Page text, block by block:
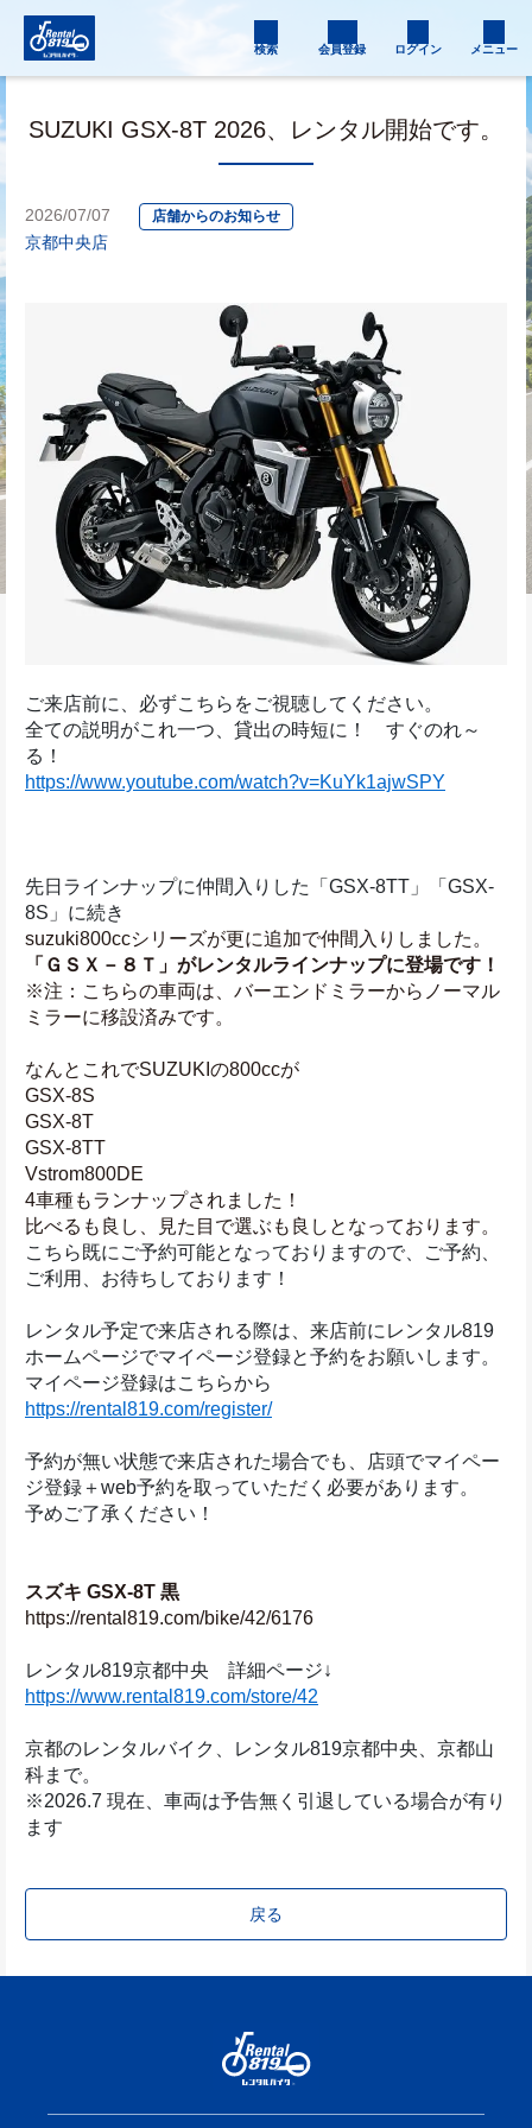
検索 会員登録 ログイン メニュー
SUZUKI GSX-8T 2026、レンタル開始です。
2026/07/07 店舗からのお知らせ
京都中央店
ご来店前に、必ずこちらをご視聴してください。
全ての説明がこれ一つ、貸出の時短に！　すぐのれ～
る！
https://www.youtube.com/watch?v=KuYk1ajwSPY
先日ラインナップに仲間入りした「GSX-8TT」「GSX-
8S」に続き
suzuki800ccシリーズが更に追加で仲間入りしました。
「ＧＳＸ－８Ｔ」がレンタルラインナップに登場です！
※注：こちらの車両は、バーエンドミラーからノーマル
ミラーに移設済みです。
なんとこれでSUZUKIの800ccが
GSX-8S
GSX-8T
GSX-8TT
Vstrom800DE
4車種もランナップされました！
比べるも良し、見た目で選ぶも良しとなっております。
こちら既にご予約可能となっておりますので、ご予約、
ご利用、お待ちしております！
レンタル予定で来店される際は、来店前にレンタル819
ホームページでマイページ登録と予約をお願いします。
マイページ登録はこちらから
https://rental819.com/register/
予約が無い状態で来店された場合でも、店頭でマイペー
ジ登録＋web予約を取っていただく必要があります。
予めご了承ください！
スズキ GSX-8T 黒
https://rental819.com/bike/42/6176
レンタル819京都中央　詳細ページ↓
https://www.rental819.com/store/42
京都のレンタルバイク、レンタル819京都中央、京都山
科まで。
※2026.7 現在、車両は予告無く引退している場合が有り
ます
戻る